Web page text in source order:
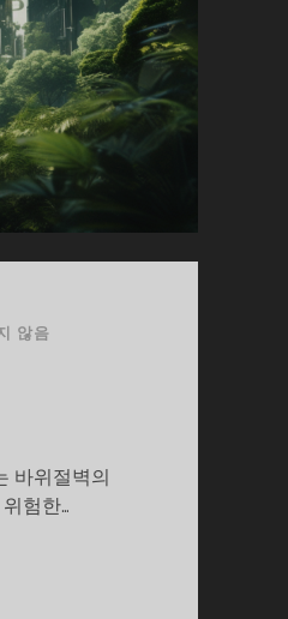
않음
바위절벽의
험한…